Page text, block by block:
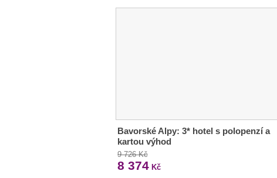
Bavorské Alpy: 3* hotel s polopenzí a
kartou výhod
9 726 Kč
8 374 Kč